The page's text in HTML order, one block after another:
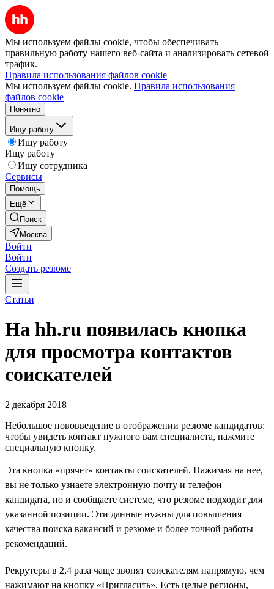
Мы используем файлы cookie, чтобы обеспечивать
правильную работу нашего веб-сайта и анализировать сетевой
трафик.
Правила использования файлов cookie
Мы используем файлы cookie. Правила использования
файлов cookie
Понятно
Ищу работу
Ищу работу
Ищу работу
Ищу сотрудника
Сервисы
Помощь
Ещё
Поиск
Москва
Войти
Войти
Создать резюме
Статьи
На hh.ru появилась кнопка
для просмотра контактов
соискателей
2 декабря 2018
Небольшое нововведение в отображении резюме кандидатов:
чтобы увидеть контакт нужного вам специалиста, нажмите
специальную кнопку.
Эта кнопка «прячет» контакты соискателей. Нажимая на нее,
вы не только узнаете электронную почту и телефон
кандидата, но и сообщаете системе, что резюме подходит для
указанной позиции. Эти данные нужны для повышения
качества поиска вакансий и резюме и более точной работы
рекомендаций.
Рекрутеры в 2,4 раза чаще звонят соискателям напрямую, чем
нажимают на кнопку «Пригласить». Есть целые регионы,